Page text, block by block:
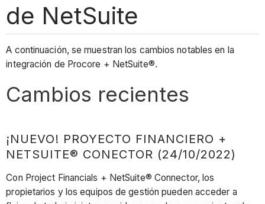
de NetSuite
A continuación, se muestran los cambios notables en la
integración de Procore + NetSuite®.
Cambios recientes
¡NUEVO! PROYECTO FINANCIERO +
NETSUITE® CONECTOR (24/10/2022)
Con Project Financials + NetSuite® Connector, los
propietarios y los equipos de gestión pueden acceder a